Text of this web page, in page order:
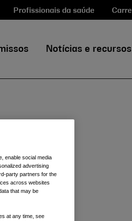
Profissionais da saúde
Notícias e recursos
enable social media
advertising
party partners for the
across websites
that may be
at any time, see